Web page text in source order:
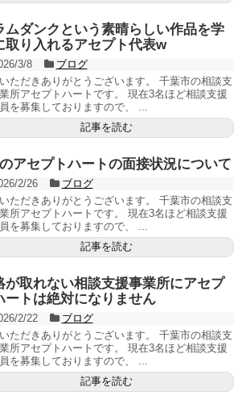
ムダンクという素晴らしい作品を学
取り入れるアセプト代表w
3/8
ブログ
ただきありがとうございます。 千葉市の相談支
所アセプトハートです。 現在3名ほど相談支援
を募集しておりますので、 ...
記事を読む
アセプトハートの面接状況について
2/26
ブログ
ただきありがとうございます。 千葉市の相談支
所アセプトハートです。 現在3名ほど相談支援
を募集しておりますので、 ...
記事を読む
が取れない相談支援事業所にアセプ
ートは絶対になりません
2/22
ブログ
ただきありがとうございます。 千葉市の相談支
所アセプトハートです。 現在3名ほど相談支援
を募集しておりますので、 ...
記事を読む